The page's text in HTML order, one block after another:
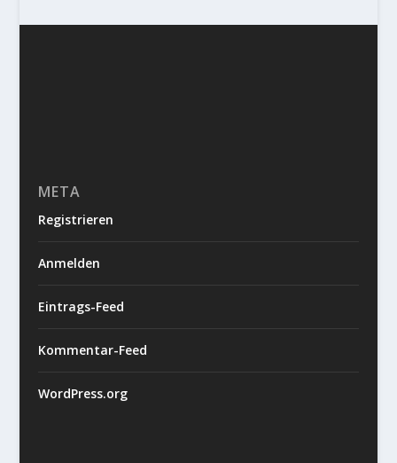
META
Registrieren
Anmelden
Eintrags-Feed
Kommentar-Feed
WordPress.org